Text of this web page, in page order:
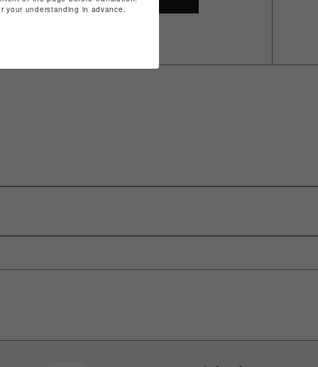
your understanding in advance.